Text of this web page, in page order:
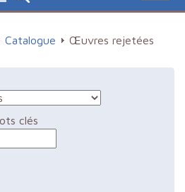
Catalogue Œuvres rejetées
clés